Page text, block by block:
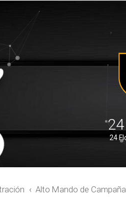
24
Alto Mando de